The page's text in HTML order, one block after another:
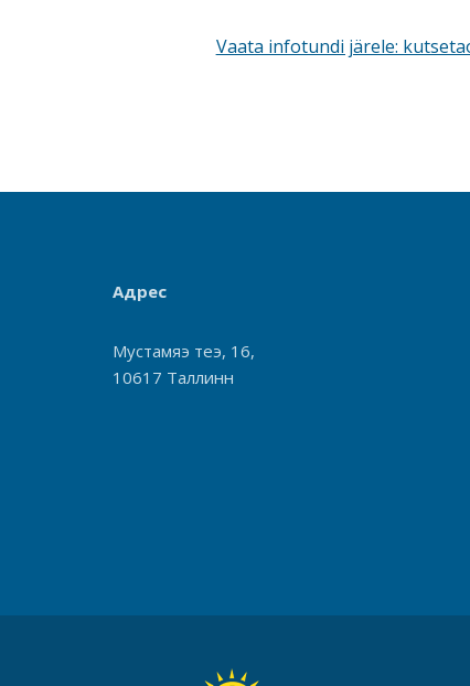
Vaata infotundi järele:
Адрес
Мустамяэ теэ, 16,
10617 Таллинн